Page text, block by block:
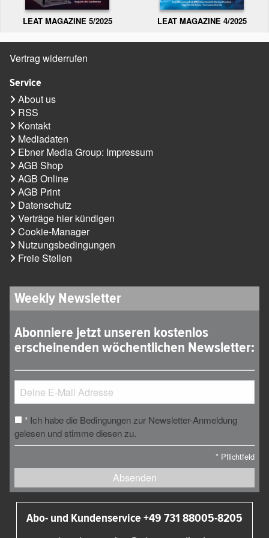
LEAT MAGAZINE 5/2025 LEAT MAGAZINE 4/2025
Vertrag widerrufen
Service
About us
RSS
Kontakt
Mediadaten
Ebner Media Group: Impressum
AGB Shop
AGB Online
AGB Print
Datenschutz
Verträge hier kündigen
Cookie-Manager
Nutzungsbedingungen
Freie Stellen
Weekly Newsletter
Abonniere jetzt unseren kostenlos
erscheinenden wöchentlichen Newsletter:
* Ich habe die Bedingungen zur Newsletter-Anmeldung
gelesen und stimme diesen zu.
* Pflichtfeld
Absenden
Abo- und Kundenservice +49 731 88005-8205